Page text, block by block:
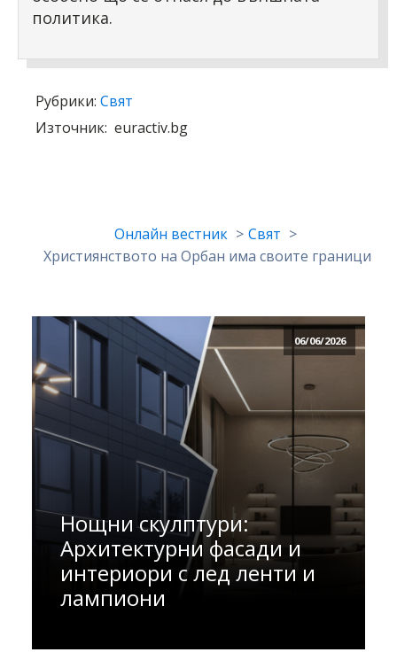
политика.
Рубрики: Свят
Източник: euractiv.bg
Онлайн вестник
Свят
Християнството на Орбан има своите граници
06/06/2026
Нощни скулптури:
Архитектурни фасади и
интериори с лед ленти и
лампиони